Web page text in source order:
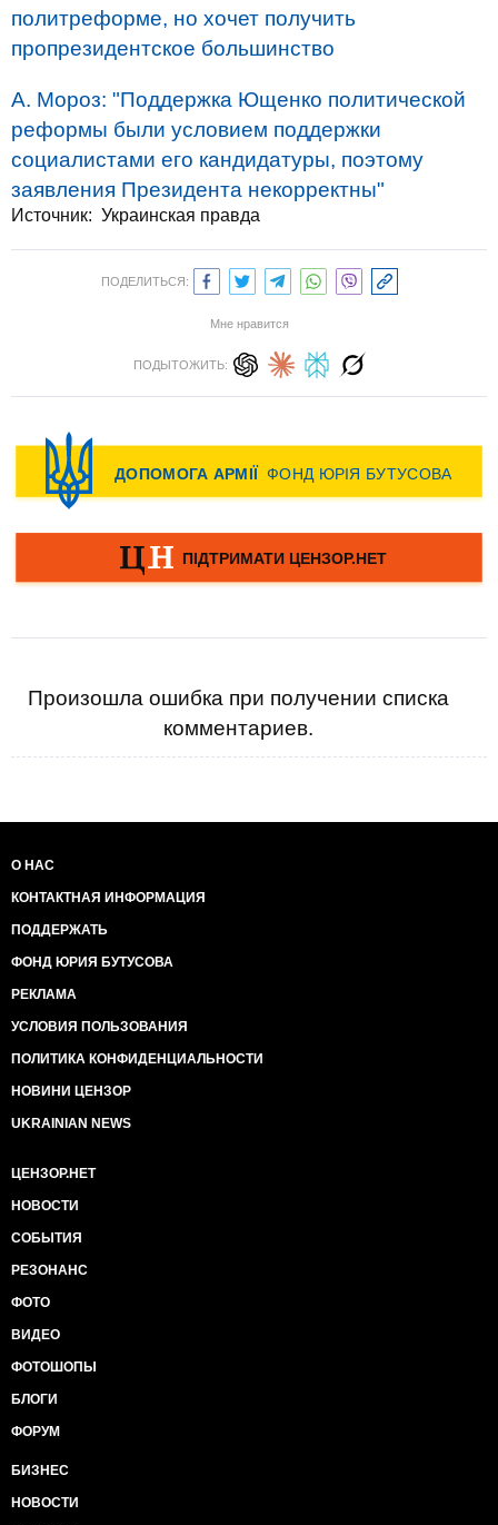
политреформе, но хочет получить
пропрезидентское большинство
А. Мороз: "Поддержка Ющенко политической
реформы были условием поддержки
социалистами его кандидатуры, поэтому
заявления Президента некорректны"
Источник: Украинская правда
ПОДЕЛИТЬСЯ:
Мне нравится
ПОДЫТОЖИТЬ:
Произошла ошибка при получении списка
комментариев.
О НАС
КОНТАКТНАЯ ИНФОРМАЦИЯ
ПОДДЕРЖАТЬ
ФОНД ЮРИЯ БУТУСОВА
РЕКЛАМА
УСЛОВИЯ ПОЛЬЗОВАНИЯ
ПОЛИТИКА КОНФИДЕНЦИАЛЬНОСТИ
НОВИНИ ЦЕНЗОР
UKRAINIAN NEWS
ЦЕНЗОР.НЕТ
НОВОСТИ
СОБЫТИЯ
РЕЗОНАНС
ФОТО
ВИДЕО
ФОТОШОПЫ
БЛОГИ
ФОРУМ
БИЗНЕС
НОВОСТИ